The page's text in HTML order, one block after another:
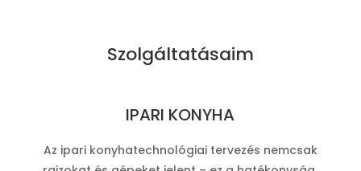
Szolgáltatásaim
IPARI KONYHA
Az ipari konyhatechnológiai tervezés nemcsak